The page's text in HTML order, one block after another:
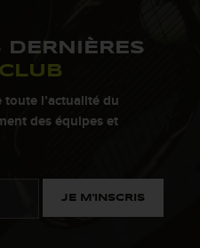
l’actualité du
des équipes et
JE M'INSCRIS